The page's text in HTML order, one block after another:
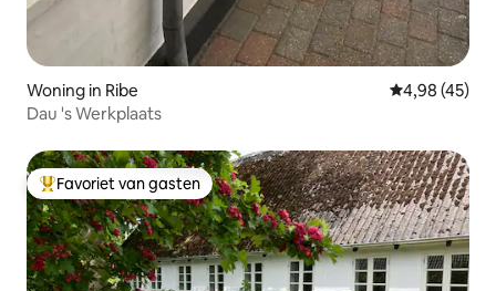
Woning in Ribe Gemiddelde
4,98 (45)
Dau 's Werkplaats
Topfavoriet van gasten
Favoriet van gasten